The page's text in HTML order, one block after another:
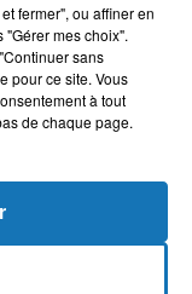
Vierge
fermer", ou affiner en
mes choix".
sans
pour ce site. Vous
à tout
de chaque page.